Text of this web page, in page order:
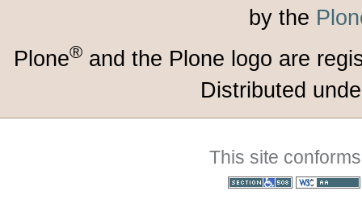
by the
Plone® and the Plone logo are
Distributed
This site